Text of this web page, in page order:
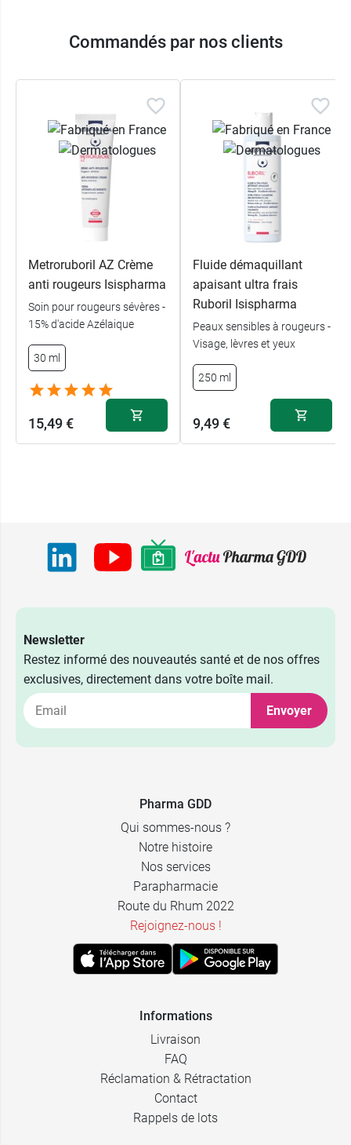
Commandés par nos clients
Metroruboril AZ Crème
anti rougeurs Isispharma
Soin pour rougeurs sévères -
15% d'acide Azélaique
30 ml
15,49 €
Fluide démaquillant
apaisant ultra frais
Ruboril Isispharma
Peaux sensibles à rougeurs -
Visage, lèvres et yeux
250 ml
9,49 €
Newsletter
Restez informé des nouveautés santé et de nos offres
exclusives, directement dans votre boîte mail.
Envoyer
Pharma GDD
Qui sommes-nous ?
Notre histoire
Nos services
Parapharmacie
Route du Rhum 2022
Rejoignez-nous !
Informations
Livraison
FAQ
Réclamation & Rétractation
Contact
Rappels de lots